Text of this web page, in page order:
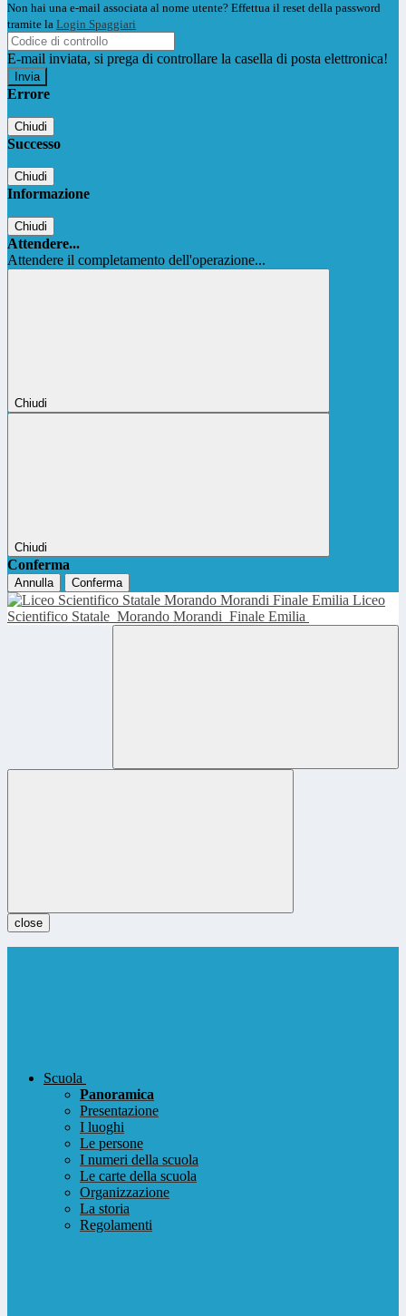
Non hai una e-mail associata al nome utente? Effettua il reset della password
tramite la Login Spaggiari
E-mail inviata, si prega di controllare la casella di posta elettronica!
Errore
Chiudi
Successo
Chiudi
Informazione
Chiudi
Attendere...
Attendere il completamento dell'operazione...
Chiudi
Chiudi
Conferma
Annulla Conferma
Liceo
Scientifico Statale Morando Morandi Finale Emilia
close
Scuola
Panoramica
Presentazione
I luoghi
Le persone
I numeri della scuola
Le carte della scuola
Organizzazione
La storia
Regolamenti